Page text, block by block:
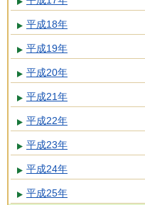
平成18年
平成19年
平成20年
平成21年
平成22年
平成23年
平成24年
平成25年